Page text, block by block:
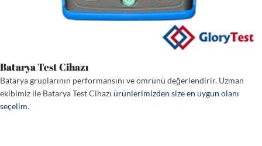
Batarya Test Cihazı
Batarya gruplarının performansını ve ömrünü değerlendirir. Uzman
ekibimiz ile Batarya Test Cihazı ürünlerimizden size en uygun olanı
seçelim.